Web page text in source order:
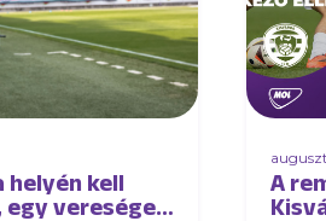
helyén kell
egy vereséget
A